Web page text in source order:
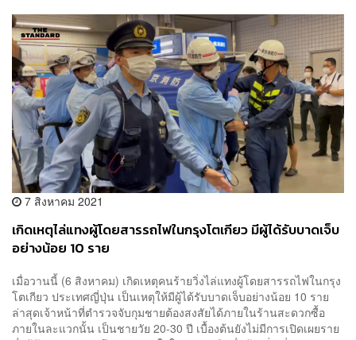
7 สิงหาคม 2021
เกิดเหตุไล่แทงผู้โดยสารรถไฟในกรุงโตเกียว มีผู้ได้รับบาดเจ็บ
อย่างน้อย 10 ราย
เมื่อวานนี้ (6 สิงหาคม) เกิดเหตุคนร้ายวิ่งไล่แทงผู้โดยสารรถไฟในกรุง
โตเกียว ประเทศญี่ปุ่น เป็นเหตุให้มีผู้ได้รับบาดเจ็บอย่างน้อย 10 ราย
ล่าสุดเจ้าหน้าที่ตำรวจจับกุมชายต้องสงสัยได้ภายในร้านสะดวกซื้อ
ภายในละแวกนั้น เป็นชายวัย 20-30 ปี เบื้องต้นยังไม่มีการเปิดเผยราย